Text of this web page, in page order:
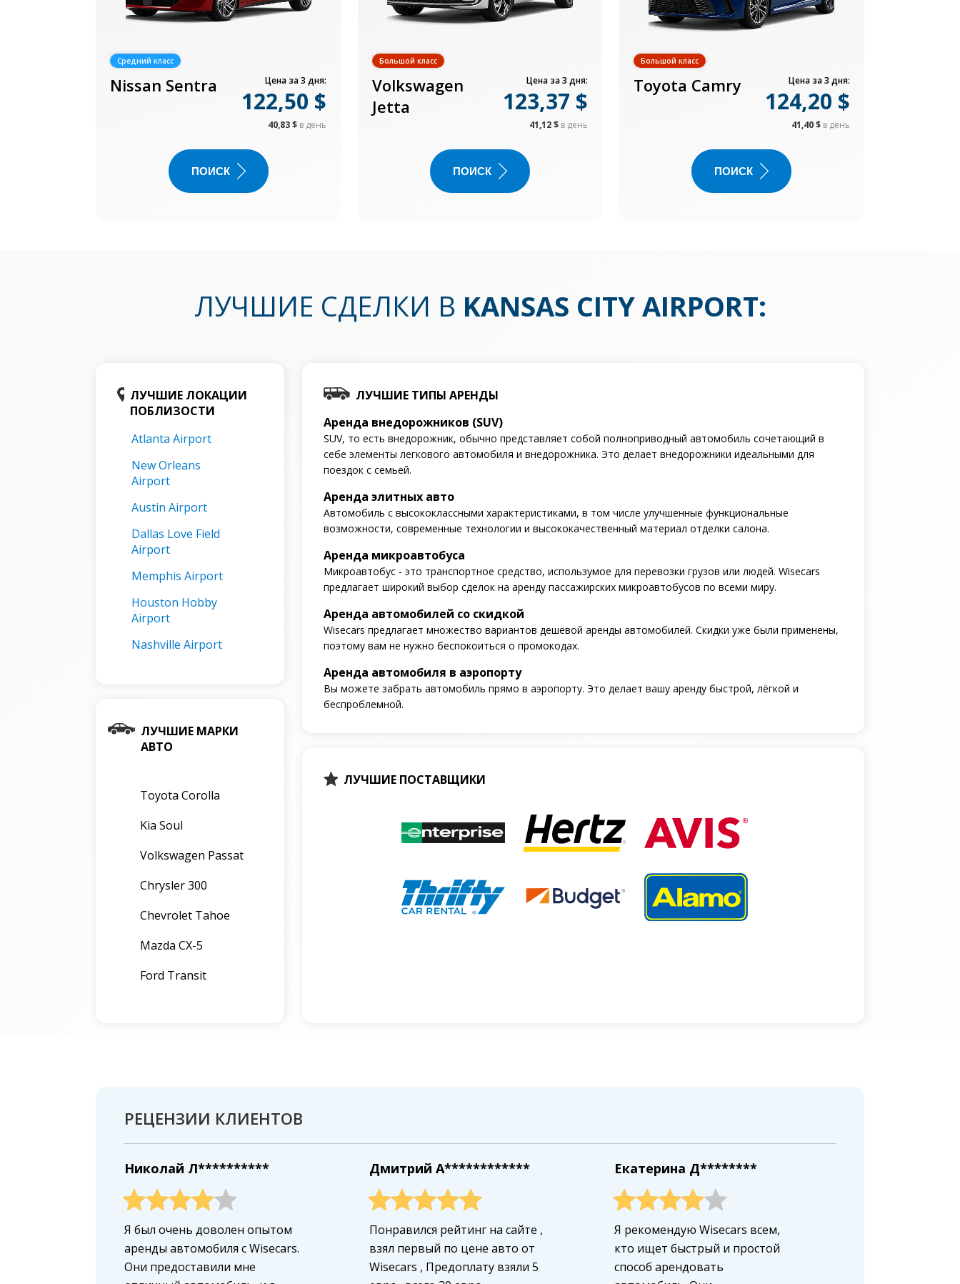
Средний класс
Nissan Sentra Цена за 3 дня:
122,50 $
40,83 $ в день
ПОИСК
Большой класс
Volkswagen
Jetta
Цена за 3 дня:
123,37 $
41,12 $ в день
ПОИСК
Большой класс
Toyota Camry Цена за 3 дня:
124,20 $
41,40 $ в день
ПОИСК
ЛУЧШИЕ СДЕЛКИ В KANSAS CITY AIRPORT:
ЛУЧШИЕ ЛОКАЦИИ
ПОБЛИЗОСТИ
Atlanta Airport
New Orleans
Airport
Austin Airport
Dallas Love Field
Airport
Memphis Airport
Houston Hobby
Airport
Nashville Airport
ЛУЧШИЕ МАРКИ
АВТО
Toyota Corolla
Kia Soul
Volkswagen Passat
Chrysler 300
Chevrolet Tahoe
Mazda CX-5
Ford Transit
ЛУЧШИЕ ТИПЫ АРЕНДЫ
Аренда внедорожников (SUV)
SUV, то есть внедорожник, обычно представляет собой полноприводный автомобиль сочетающий в
себе элементы легкового автомобиля и внедорожника. Это делает внедорожники идеальными для
поездок с семьей.
Аренда элитных авто
Автомобиль с высококлассными характеристиками, в том числе улучшенные функциональные
возможности, современные технологии и высококачественный материал отделки салона.
Аренда микроавтобуса
Микроавтобус - это транспортное средство, использумое для перевозки грузов или людей. Wisecars
предлагает широкий выбор сделок на аренду пассажирских микроавтобусов по всеми миру.
Аренда автомобилей со скидкой
Wisecars предлагает множество вариантов дешёвой аренды автомобилей. Скидки уже были применены,
поэтому вам не нужно беспокоиться о промокодах.
Аренда автомобиля в аэропорту
Вы можете забрать автомобиль прямо в аэропорту. Это делает вашу аренду быстрой, лёгкой и
беспроблемной.
ЛУЧШИЕ ПОСТАВЩИКИ
РЕЦЕНЗИИ КЛИЕНТОВ
Николай Л**********
Я был очень доволен опытом
аренды автомобиля с Wisecars.
Они предоставили мне
Дмитрий A************
Понравился рейтинг на сайте ,
взял первый по цене авто от
Wisecars , Предоплату взяли 5
Екатерина Д********
Я рекомендую Wisecars всем,
кто ищет быстрый и простой
способ арендовать